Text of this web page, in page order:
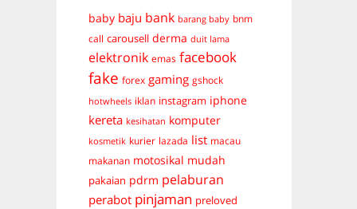
baby baju bank barang baby bnm
call carousell derma duit lama
elektronik emas facebook
fake forex gaming gshock
hotwheels iklan instagram iphone
kereta kesihatan komputer
kosmetik kurier lazada list macau
makanan motosikal mudah
pakaian pdrm pelaburan
perabot pinjaman preloved